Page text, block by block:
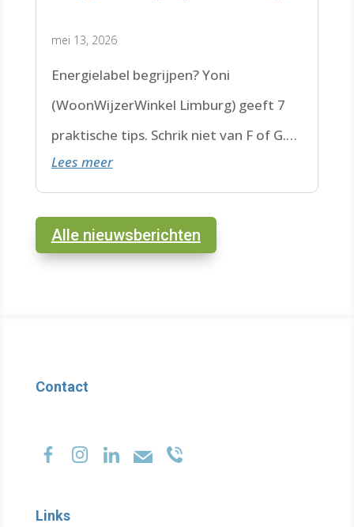
mei 13, 2026
Energielabel begrijpen? Yoni
(WoonWijzerWinkel Limburg) geeft 7
praktische tips. Schrik niet van F of G.
Check de datum. Lees hier verder.
Lees meer
Alle nieuwsberichten
Contact
Links